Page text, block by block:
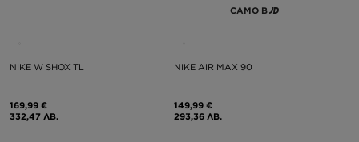
NIKE W SHOX TL
169,99 €
332,47 ЛВ.
САМО В
NIKE AIR MAX 90
149,99 €
293,36 ЛВ.